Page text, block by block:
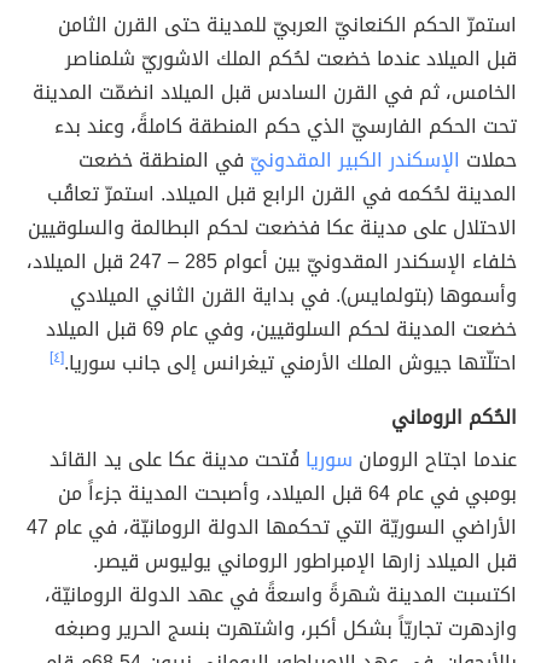
استمرّ الحكم الكنعانيّ العربيّ للمدينة حتى القرن الثامن
قبل الميلاد عندما خضعت لحُكم الملك الاشوريّ شلمناصر
الخامس، ثم في القرن السادس قبل الميلاد انضمّت المدينة
تحت الحكم الفارسيّ الذي حكم المنطقة كاملةً، وعند بدء
حملات الإسكندر الكبير المقدونيّ في المنطقة خضعت
المدينة لحُكمه في القرن الرابع قبل الميلاد. استمرّ تعاقُب
الاحتلال على مدينة عكا فخضعت لحكم البطالمة والسلوقيين
خلفاء الإسكندر المقدونيّ بين أعوام 285 – 247 قبل الميلاد،
وأسموها (بتولمايس). في بداية القرن الثاني الميلادي
خضعت المدينة لحكم السلوقيين، وفي عام 69 قبل الميلاد
احتلّتها جيوش الملك الأرمني تيغرانس إلى جانب سوريا.[٤]
الحُكم الروماني
عندما اجتاح الرومان سوريا فُتحت مدينة عكا على يد القائد
بومبي في عام 64 قبل الميلاد، وأصبحت المدينة جزءاً من
الأراضي السوريّة التي تحكمها الدولة الرومانيّة، في عام 47
قبل الميلاد زارها الإمبراطور الروماني يوليوس قيصر.
اكتسبت المدينة شهرةً واسعةً في عهد الدولة الرومانيّة،
وازدهرت تجاريّاً بشكل أكبر، واشتهرت بنسج الحرير وصبغه